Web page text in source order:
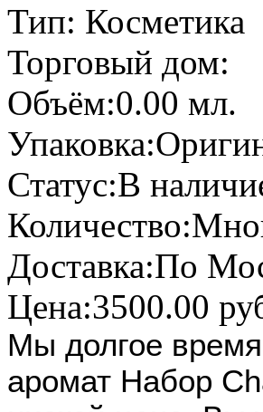
Тип: Косметика
Торговый дом:
Объём:0.00 мл.
Упаковка:
Статус:В
Количество:
Доставка:По
Цена:3500.00
Мы долгое
аромат Набор